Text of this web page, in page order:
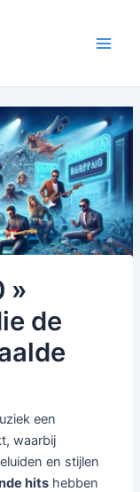
»
de
een
waarbij
en stijlen
hits hebben